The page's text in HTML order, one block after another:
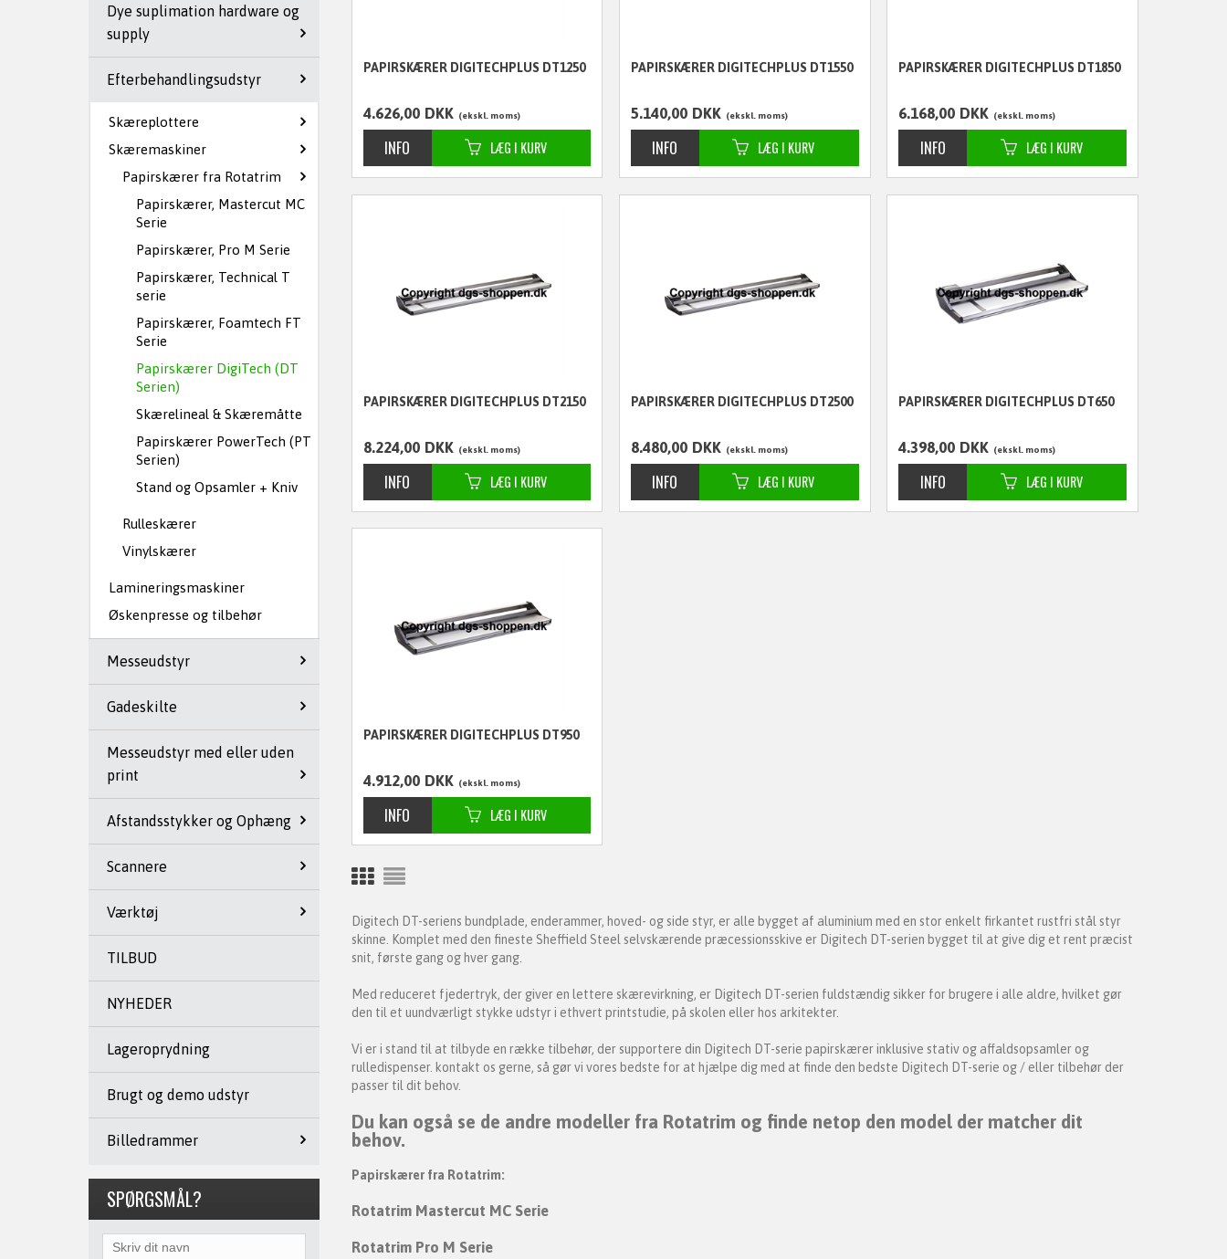
Dye suplimation hardware og
supply
Efterbehandlingsudstyr
Skæreplottere
Skæremaskiner
Papirskærer fra Rotatrim
Papirskærer, Mastercut MC
Serie
Papirskærer, Pro M Serie
Papirskærer, Technical T
serie
Papirskærer, Foamtech FT
Serie
Papirskærer DigiTech (DT
Serien)
Skærelineal & Skæremåtte
Papirskærer PowerTech (PT
Serien)
Stand og Opsamler + Kniv
Rulleskærer
Vinylskærer
Lamineringsmaskiner
Øskenpresse og tilbehør
Messeudstyr
Gadeskilte
Messeudstyr med eller uden
print
Afstandsstykker og Ophæng
Scannere
Værktøj
TILBUD
NYHEDER
Lageroprydning
Brugt og demo udstyr
Billedrammer
SPØRGSMÅL?
PAPIRSKÆRER DIGITECHPLUS DT1250
4.626,00 DKK ekskl. moms
PAPIRSKÆRER DIGITECHPLUS DT1550
5.140,00 DKK ekskl. moms
PAPIRSKÆRER DIGITECHPLUS DT1850
6.168,00 DKK ekskl. moms
PAPIRSKÆRER DIGITECHPLUS DT2150
8.224,00 DKK ekskl. moms
PAPIRSKÆRER DIGITECHPLUS DT2500
8.480,00 DKK ekskl. moms
PAPIRSKÆRER DIGITECHPLUS DT650
4.398,00 DKK ekskl. moms
PAPIRSKÆRER DIGITECHPLUS DT950
4.912,00 DKK ekskl. moms
Digitech DT-seriens bundplade, enderammer, hoved- og side styr, er alle bygget af aluminium med en stor enkelt firkantet rustfri stål styr
skinne. Komplet med den fineste Sheffield Steel selvskærende præcessionsskive er Digitech DT-serien bygget til at give dig et rent præcist
snit, første gang og hver gang.
Med reduceret fjedertryk, der giver en lettere skærevirkning, er Digitech DT-serien fuldstændig sikker for brugere i alle aldre, hvilket gør
den til et uundværligt stykke udstyr i ethvert printstudie, på skolen eller hos arkitekter.
Vi er i stand til at tilbyde en række tilbehør, der supportere din Digitech DT-serie papirskærer inklusive stativ og affaldsopsamler og
rulledispenser. kontakt os gerne, så gør vi vores bedste for at hjælpe dig med at finde den bedste Digitech DT-serie og / eller tilbehør der
passer til dit behov.
Du kan også se de andre modeller fra Rotatrim og finde netop den model der matcher dit
behov.
Papirskærer fra Rotatrim:
Rotatrim Mastercut MC Serie
Rotatrim Pro M Serie